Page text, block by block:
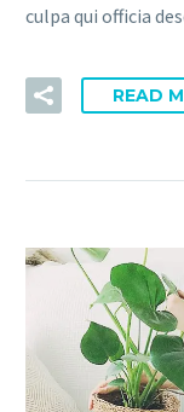
culpa qui officia
READ